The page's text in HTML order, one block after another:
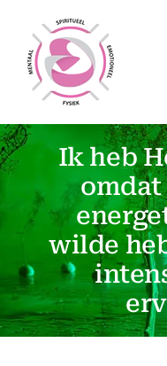
inhoud
Ik heb
wilde